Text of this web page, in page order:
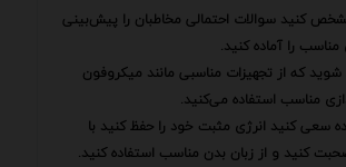
کنید سوالات احتمالی مخاطبان را پیش‌بینی
را آماده کنید.
که از تجهیزات مناسبی مانند میکروفون
مناسب استفاده می‌کنید.
سعی کنید انرژی مثبت خود را حفظ کنید با
کنید و از زبان بدن مناسب استفاده کنید.